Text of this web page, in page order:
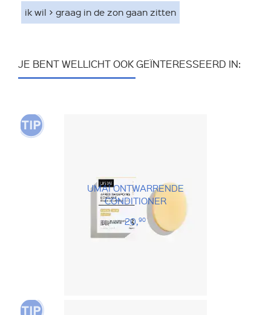
ik wil > graag in de zon gaan zitten
JE BENT WELLICHT OOK GEÏNTERESSEERD IN:
UMAÏ ONTWARRENDE
CONDITIONER
20,90